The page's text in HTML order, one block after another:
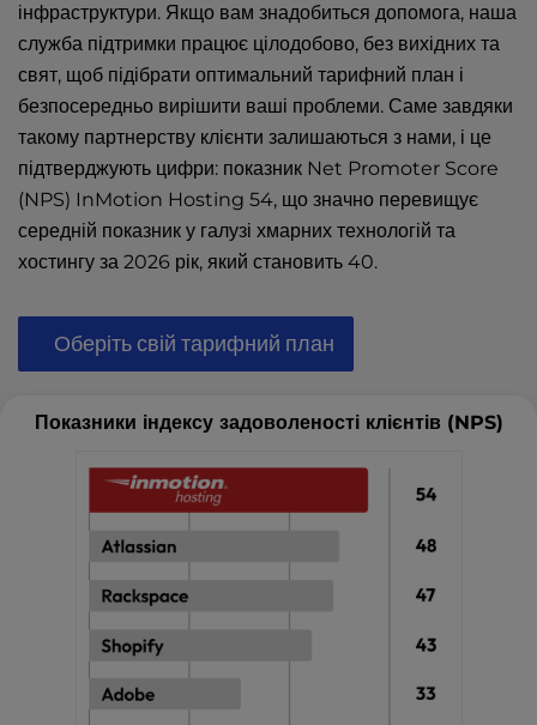
інфраструктури. Якщо вам знадобиться допомога, наша
служба підтримки працює цілодобово, без вихідних та
свят, щоб підібрати оптимальний тарифний план і
безпосередньо вирішити ваші проблеми. Саме завдяки
такому партнерству клієнти залишаються з нами, і це
підтверджують цифри: показник Net Promoter Score
(NPS) InMotion Hosting 54, що значно перевищує
середній показник у галузі хмарних технологій та
хостингу за 2026 рік, який становить 40.
Оберіть свій тарифний план
Показники індексу задоволеності клієнтів (NPS)